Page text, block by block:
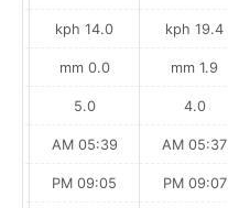
19.4 kph
1.9 mm
4.0
05:37 AM
09:07 PM
14.0 kph
0.0 mm
5.0
05:39 AM
09:05 PM